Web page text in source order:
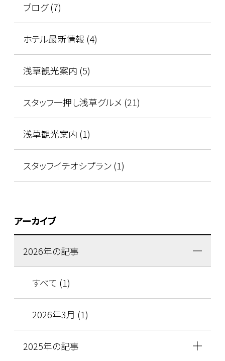
ブログ (7)
ホテル最新情報 (4)
浅草観光案内 (5)
スタッフ一押し浅草グルメ (21)
浅草観光案内 (1)
スタッフイチオシプラン (1)
アーカイブ
2026年の記事
すべて (1)
2026年3月 (1)
2025年の記事